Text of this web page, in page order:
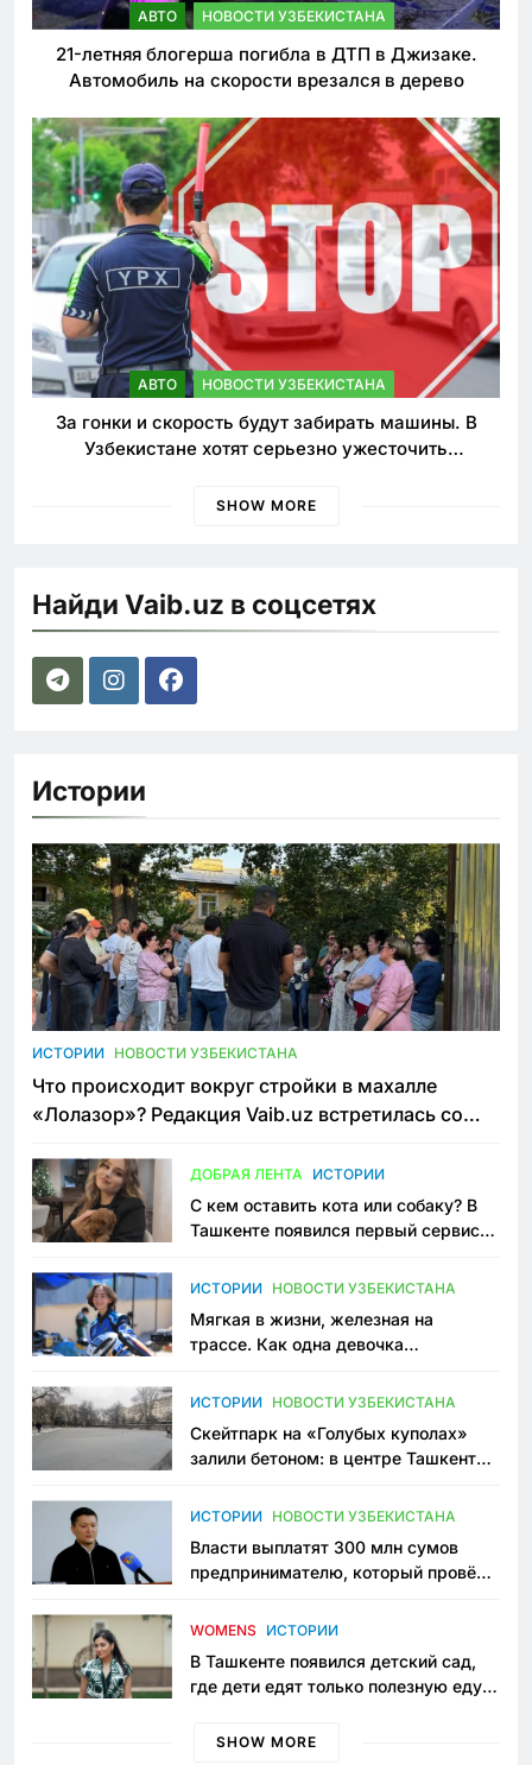
АВТО НОВОСТИ УЗБЕКИСТАНА
21-летняя блогерша погибла в ДТП в Джизаке.
Автомобиль на скорости врезался в дерево
АВТО НОВОСТИ УЗБЕКИСТАНА
За гонки и скорость будут забирать машины. В
Узбекистане хотят серьезно ужесточить
SHOW MORE
Найди Vaib.uz в соцсетях
Истории
ИСТОРИИ НОВОСТИ УЗБЕКИСТАНА
Что происходит вокруг стройки в махалле
«Лолазор»? Редакция Vaib.uz встретилась со
ДОБРАЯ ЛЕНТА ИСТОРИИ
С кем оставить кота или собаку? В
Ташкенте появился первый сервис
ИСТОРИИ НОВОСТИ УЗБЕКИСТАНА
Мягкая в жизни, железная на
трассе. Как одна девочка
Узбекистане
ИСТОРИИ НОВОСТИ УЗБЕКИСТАНА
Скейтпарк на «Голубых куполах»
залили бетоном: в центре Ташкента
пространство
ИСТОРИИ НОВОСТИ УЗБЕКИСТАНА
Власти выплатят 300 млн сумов
предпринимателю, который провёл
приговору
WOMENS ИСТОРИИ
В Ташкенте появился детский сад,
где дети едят только полезную еду.
просить «кашу без сахара»
SHOW MORE